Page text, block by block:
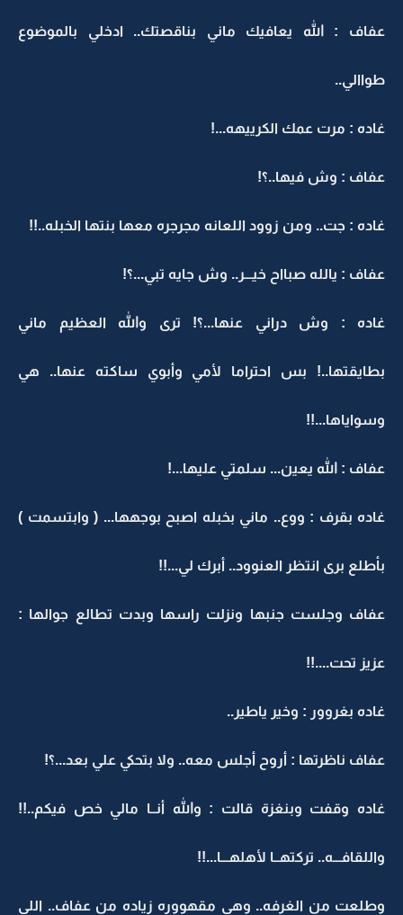
عفاف : الله يعافيك ماني بناقصتك.. ادخلي بالموضوع
طواالي..
غاده : مرت عمك الكرييهه...!
عفاف : وش فيها..؟!
غاده : جت.. ومن زوود اللعانه مجرجره معها بنتها الخبله..!!
عفاف : يالله صبااح خيـــر.. وش جايه تبي...؟!
غاده : وش دراني عنها...؟! ترى والله العظيم ماني
بطايقتها..! بس احتراما لأمي وأبوي ساكته عنها.. هي
وسواياها...!!
عفاف : الله يعين... سلمتي عليها...!
غاده بقرف : ووع.. ماني بخبله اصبح بوجهها... ( وابتسمت )
بأطلع برى انتظر العنوود.. أبرك لي...!!
عفاف وجلست جنبها ونزلت راسها وبدت تطالع جوالها :
عزيز تحت....!!
غاده بغروور : وخير ياطير..
عفاف ناظرتها : أروح أجلس معه.. ولا بتحكي علي بعد...؟!
غاده وقفت وبنغزة قالت : والله أنــا مالي خص فيكم..!!
واللقافـــه.. تركتهــا لأهلهـــا...!!
وطلعت من الغرفه.. وهي مقهووره زياده من عفاف.. اللي